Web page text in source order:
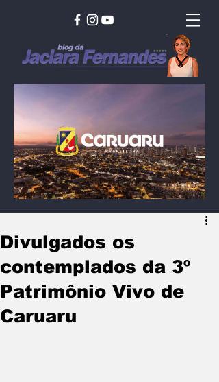
Divulgados os
contemplados da 3º
Patrimônio Vivo de
Caruaru